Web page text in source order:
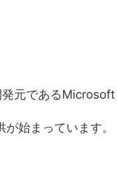
元であるMicrosoft
始まっています。